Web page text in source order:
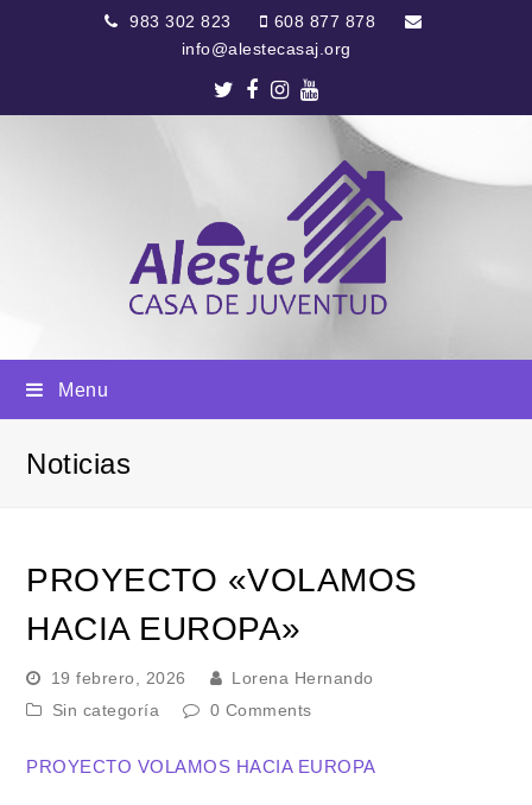
983 302 823
608 877 878
info@alestecasaj.org
Twitter
Facebook
Instagram
Youtube
Menu
Noticias
PROYECTO «VOLAMOS
HACIA EUROPA»
19 febrero, 2026
Lorena Hernando
Sin categoría
0 Comments
PROYECTO VOLAMOS HACIA EUROPA